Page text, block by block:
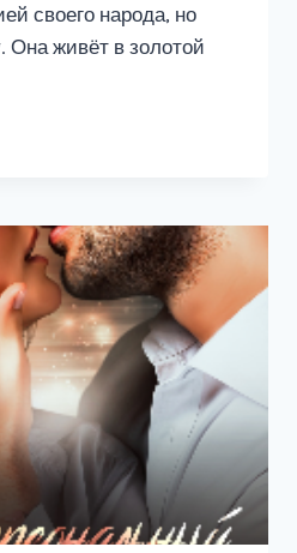
своего народа, но
Она живёт в золотой